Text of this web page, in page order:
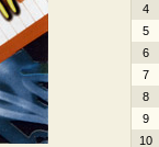
4
5
6
7
8
9
10